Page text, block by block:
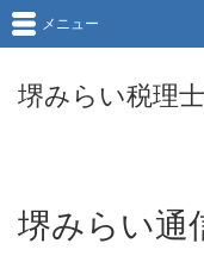
堺みらい税理
メニュー
堺みらい通